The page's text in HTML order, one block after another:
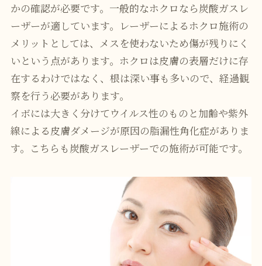
かの確認が必要です。一般的なホクロなら炭酸ガスレ
ーザーが適しています。レーザーによるホクロ施術の
メリットとしては、メスを使わないため傷が残りにく
いという点があります。ホクロは皮膚の表層だけに存
在するわけではなく、根は深い事も多いので、経過観
察を行う必要があります。
イボには大きく分けてウイルス性のものと加齢や紫外
線による皮膚ダメージが原因の脂漏性角化症がありま
す。こちらも炭酸ガスレーザーでの施術が可能です。